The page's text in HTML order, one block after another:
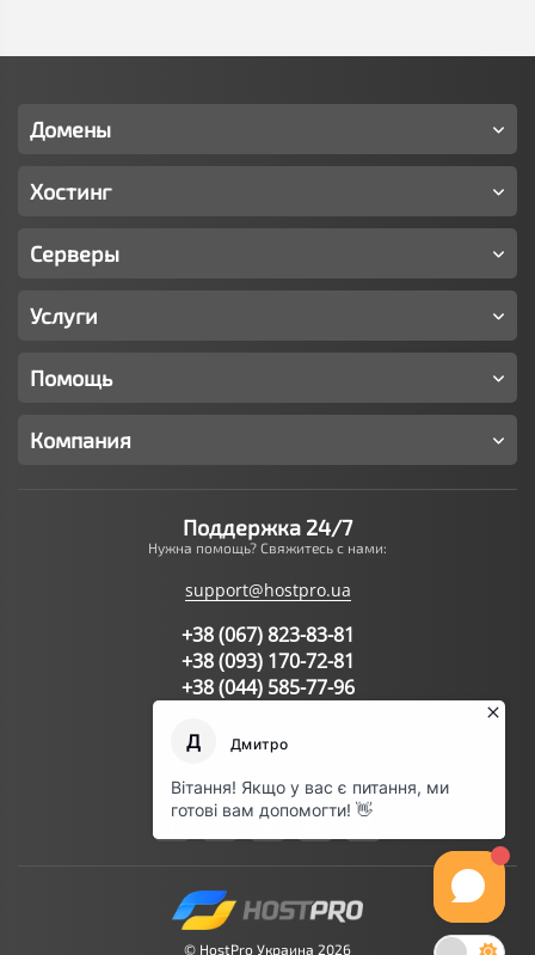
© HostPro Украина 2026
Домены
Хостинг
Серверы
Услуги
Помощь
Компания
Поддержка 24/7
Нужна помощь? Свяжитесь с нами:
support@hostpro.ua
+38 (067) 823-83-81
+38 (093) 170-72-81
+38 (044) 585-77-96
Мы в соц.сетях: